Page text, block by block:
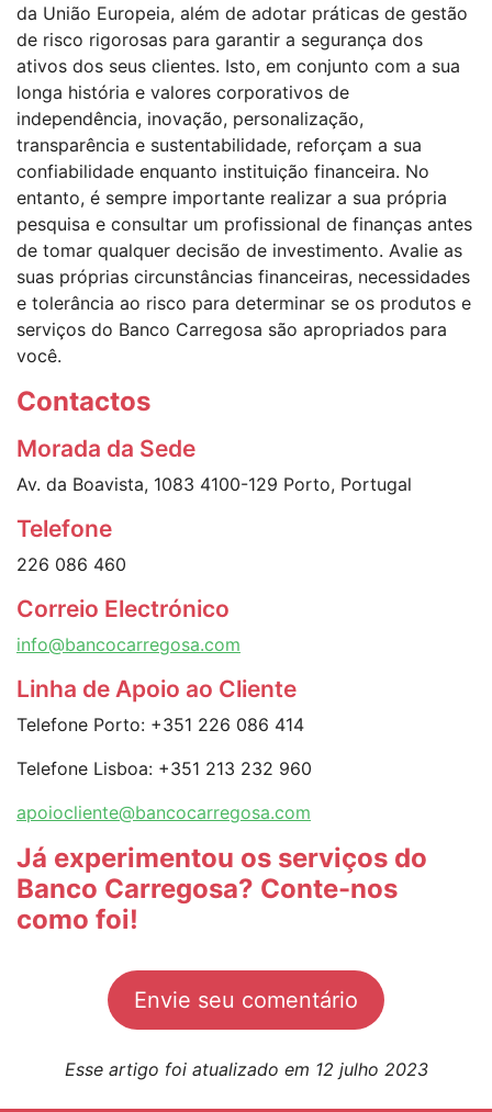
da União Europeia, além de adotar práticas de gestão
de risco rigorosas para garantir a segurança dos
ativos dos seus clientes. Isto, em conjunto com a sua
longa história e valores corporativos de
independência, inovação, personalização,
transparência e sustentabilidade, reforçam a sua
confiabilidade enquanto instituição financeira. No
entanto, é sempre importante realizar a sua própria
pesquisa e consultar um profissional de finanças antes
de tomar qualquer decisão de investimento. Avalie as
suas próprias circunstâncias financeiras, necessidades
e tolerância ao risco para determinar se os produtos e
serviços do Banco Carregosa são apropriados para
você.
Contactos
Morada da Sede
Av. da Boavista, 1083 4100-129 Porto, Portugal
Telefone
226 086 460
Correio Electrónico
info@bancocarregosa.com
Linha de Apoio ao Cliente
Telefone Porto: +351 226 086 414
Telefone Lisboa: +351 213 232 960
apoiocliente@bancocarregosa.com
Já experimentou os serviços do
Banco Carregosa? Conte-nos
como foi!
Envie seu comentário
Esse artigo foi atualizado em 12 julho 2023